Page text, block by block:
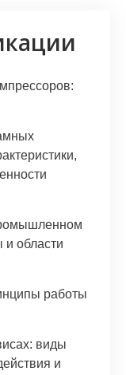
области
работы
виды
и